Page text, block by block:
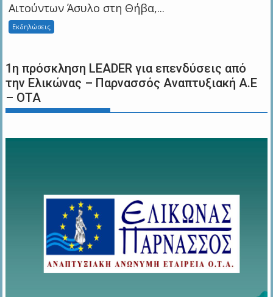
Αιτούντων Άσυλο στη Θήβα,...
Εκδηλώσεις
1η πρόσκληση LEADER για επενδύσεις από
την Ελικώνας – Παρνασσός Αναπτυξιακή Α.Ε
– ΟΤΑ